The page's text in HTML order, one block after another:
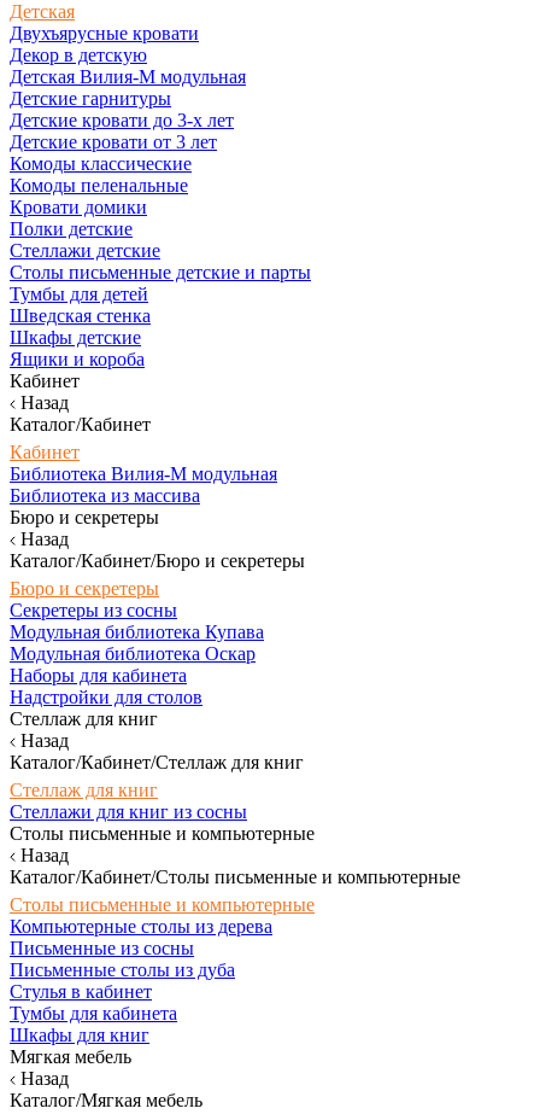
Детская
Двухъярусные кровати
Декор в детскую
Детская Вилия-М модульная
Детские гарнитуры
Детские кровати до 3-х лет
Детские кровати от 3 лет
Комоды классические
Комоды пеленальные
Кровати домики
Полки детские
Стеллажи детские
Столы письменные детские и парты
Тумбы для детей
Шведская стенка
Шкафы детские
Ящики и короба
Кабинет
Назад
Каталог/Кабинет
Кабинет
Библиотека Вилия-М модульная
Библиотека из массива
Бюро и секретеры
Назад
Каталог/Кабинет/Бюро и секретеры
Бюро и секретеры
Секретеры из сосны
Модульная библиотека Купава
Модульная библиотека Оскар
Наборы для кабинета
Надстройки для столов
Стеллаж для книг
Назад
Каталог/Кабинет/Стеллаж для книг
Стеллаж для книг
Стеллажи для книг из сосны
Столы письменные и компьютерные
Назад
Каталог/Кабинет/Столы письменные и компьютерные
Столы письменные и компьютерные
Компьютерные столы из дерева
Письменные из сосны
Письменные столы из дуба
Стулья в кабинет
Тумбы для кабинета
Шкафы для книг
Мягкая мебель
Назад
Каталог/Мягкая мебель